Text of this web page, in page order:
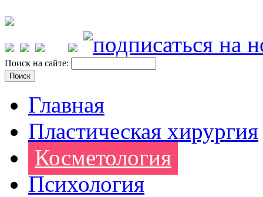
Поиск на сайте:
Главная
Пластическая хирургия
Косметология
Психология